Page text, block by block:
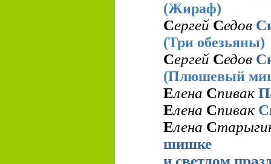
(Жираф)
Сергей Седов
(Три обезьяны)
Сергей Седов
(Плюшевый
Елена Спивак
Елена Спивак
Елена С
шишке
и светлом